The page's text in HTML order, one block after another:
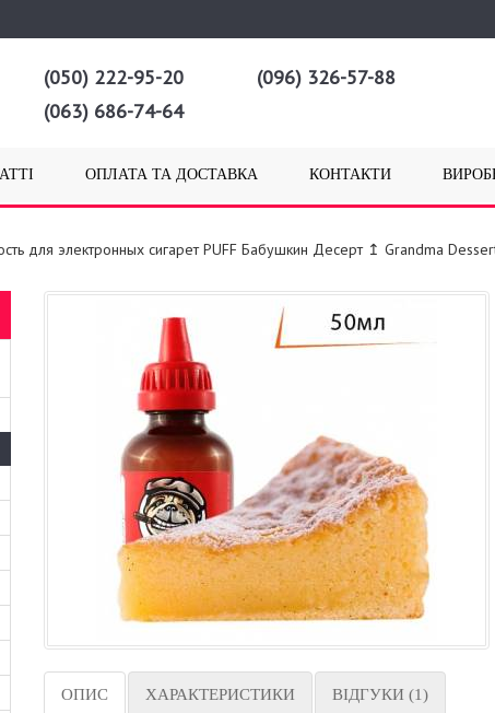
(050) 222-95-20
(063) 686-74-64
(096) 326-57-88
ОПЛАТА ТА ДОСТАВКА КОНТАКТИ
для электронных сигарет PUFF Бабушкин Десерт ↥ Grandma
ОПИС ХАРАКТЕРИСТИКИ ВІДГУКИ (1)